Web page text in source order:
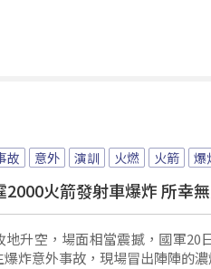
故 意外 演訓 火燃 火箭 爆
2000火箭發射車爆炸 所幸
地升空，場面相當震撼，國軍20
炸意外事故，現場冒出陣陣的濃